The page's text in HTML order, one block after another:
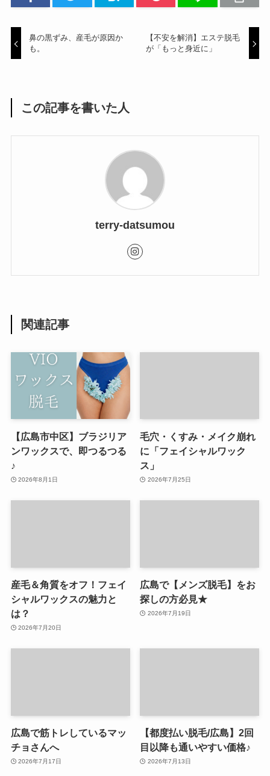
鼻の黒ずみ、産毛が原因か
も。
【不安を解消】エステ脱毛
が「もっと身近に」
この記事を書いた人
terry-datsumou
関連記事
【広島市中区】ブラジリア
ンワックスで、即つるつる
♪
2026年8月1日
毛穴・くすみ・メイク崩れ
に「フェイシャルワック
ス」
2026年7月25日
産毛＆角質をオフ！フェイ
シャルワックスの魅力と
は？
2026年7月20日
広島で【メンズ脱毛】をお
探しの方必見★
2026年7月19日
広島で筋トレしているマッ
チョさんへ
2026年7月17日
【都度払い脱毛/広島】2回
目以降も通いやすい価格♪
2026年7月13日